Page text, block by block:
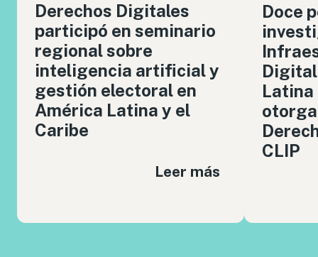
Derechos Digitales
participó en seminario
regional sobre
inteligencia artificial y
gestión electoral en
América Latina y el
Caribe
Leer más
Doce
Latina
CLIP